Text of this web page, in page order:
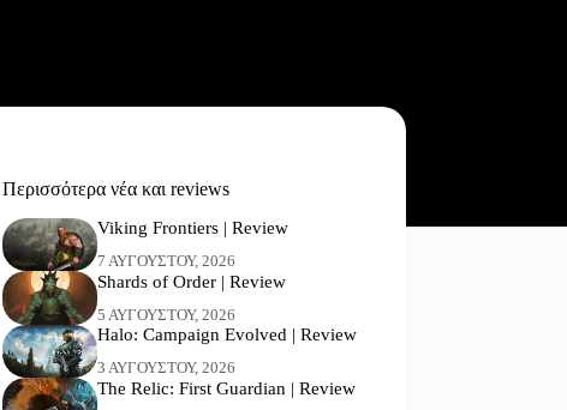
Περισσότερα νέα και reviews
Viking Frontiers | Review
7 ΑΥΓΟΎΣΤΟΥ, 2026
Shards of Order | Review
5 ΑΥΓΟΎΣΤΟΥ, 2026
Halo: Campaign Evolved | Review
3 ΑΥΓΟΎΣΤΟΥ, 2026
The Relic: First Guardian | Review